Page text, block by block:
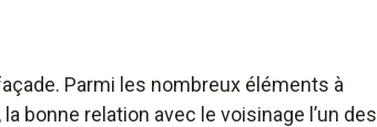
Parmi les nombreux éléments à
bonne relation avec le voisinage l’un des